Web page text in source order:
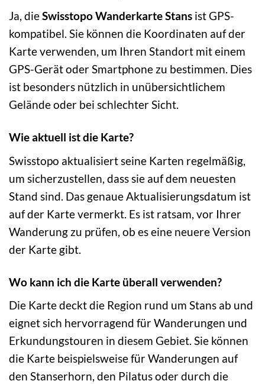
Ja, dieSwisstopo Wanderkarte Stans ist GPS-
kompatibel. Sie können die Koordinaten auf der
Karte verwenden, um Ihren Standort mit einem
GPS-Gerät oder Smartphone zu bestimmen. Dies
ist besonders nützlich in unübersichtlichem
Gelände oder bei schlechter Sicht.
Wie aktuell ist die Karte?
Swisstopo aktualisiert seine Karten regelmäßig,
um sicherzustellen, dass sie auf dem neuesten
Stand sind. Das genaue Aktualisierungsdatum ist
auf der Karte vermerkt. Es ist ratsam, vor Ihrer
Wanderung zu prüfen, ob es eine neuere Version
der Karte gibt.
Wo kann ich die Karte überall verwenden?
Die Karte deckt die Region rund um Stans ab und
eignet sich hervorragend für Wanderungen und
Erkundungstouren in diesem Gebiet. Sie können
die Karte beispielsweise für Wanderungen auf
den Stanserhorn, den Pilatus oder durch die